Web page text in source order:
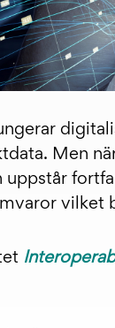
Men
uppstår
vilket